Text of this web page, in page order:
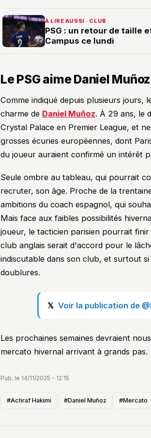
À LIRE AUSSI · CLUB
PSG : un retour de taille
Campus ce lundi
Le PSG aime Daniel
Comme indiqué depuis plusieurs jours,
charme de Daniel Muñoz. À 29 ans, le
Crystal Palace en Premier League, et
grosses écuries européennes, dont
du joueur auraient confirmé un intérêt
Seule ombre au tableau, qui pourrait
recruter, son âge. Proche de la
ambitions du coach espagnol, qui
Mais face aux faibles possibilités
joueur, le tacticien parisien pourrait
club anglais serait d'accord pour le
indiscutable dans son club, et surtout
doublures.
Voir la publication de
Les prochaines semaines devraient
mercato hivernal arrivant à grands pas.
Pub. le 14/11/2025 - 12:15
#Achraf Hakimi #Daniel Muñoz #Mercato